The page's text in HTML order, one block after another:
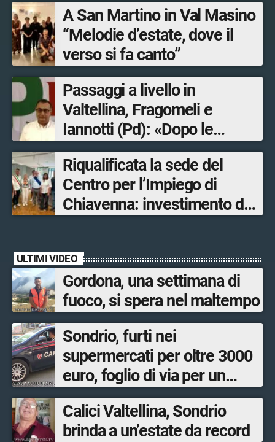
A San Martino in Val Masino
“Melodie d’estate, dove il
verso si fa canto”
Passaggi a livello in
Valtellina, Fragomeli e
Iannotti (Pd): «Dopo le
Olimpiadi solo un terzo delle
opere sostitutive sarà
ultimato entro il 2026»
Riqualificata la sede del
Centro per l’Impiego di
Chiavenna: investimento da
ULTIMI VIDEO
Gordona, una settimana di
fuoco, si spera nel maltempo
Sondrio, furti nei
supermercati per oltre 3000
euro, foglio di via per un
ventinovenne
Calici Valtellina, Sondrio
brinda a un’estate da record